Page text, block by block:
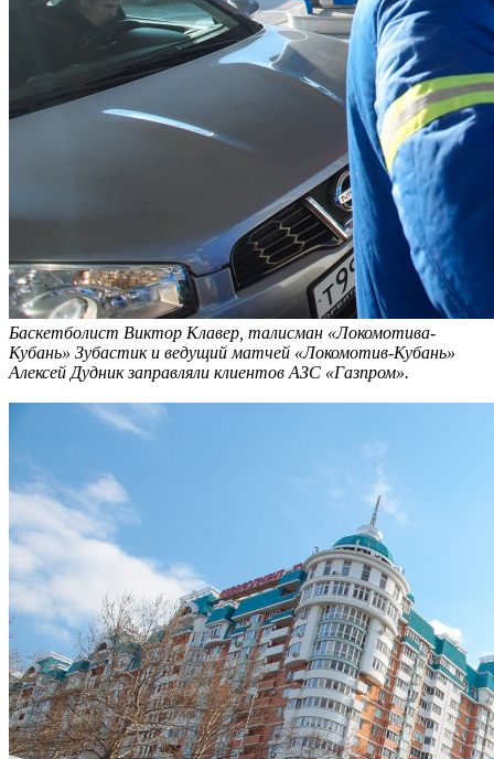
Баскетболист Виктор Клавер, талисман «Локомотива-
Кубань» Зубастик и ведущий матчей «Локомотив-Кубань»
Алексей Дудник заправляли клиентов АЗС «Газпром».